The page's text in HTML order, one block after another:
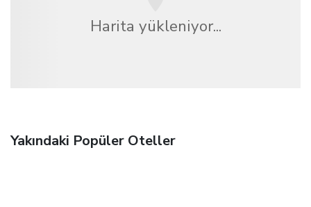
Harita yükleniyor...
Yakındaki Popüler Oteller